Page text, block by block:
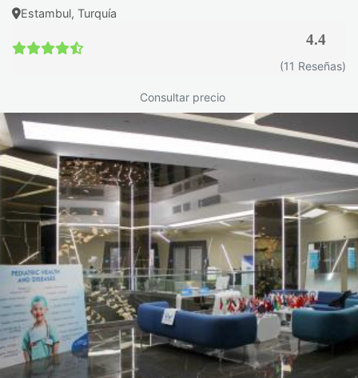
Estambul, Turquía
4.4
(11 Reseñas)
Consultar precio